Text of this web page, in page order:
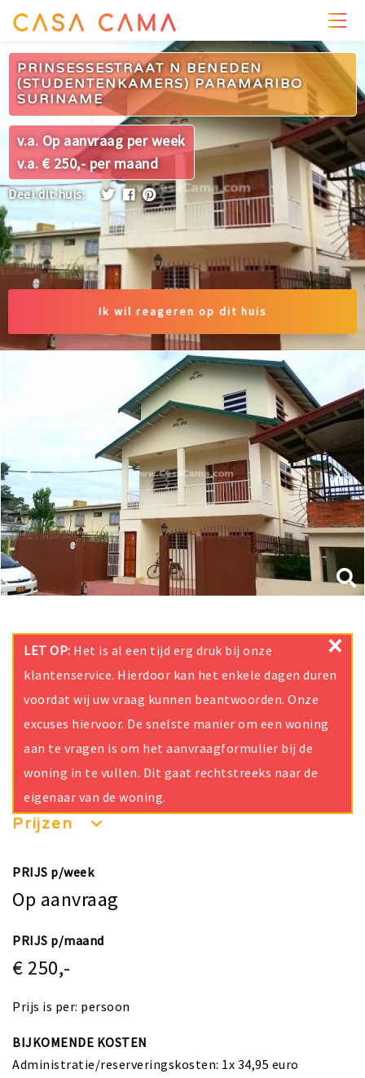
PRIJZEN WONING
PRINSESSESTRAAT N BENEDEN
(STUDENTENKAMERS) PARAMARIBO
SURINAME
v.a. Op aanvraag per week
v.a. € 250,- per maand
Deel dit huis:
Ik wil reageren op dit huis
‹ ›
×
LET OP: Het is al een tijd erg druk bij onze
klantenservice. Hierdoor kan het enkele dagen duren
voordat wij uw vraag kunnen beantwoorden. Onze
excuses hiervoor. De snelste manier om een woning
aan te vragen is om het aanvraagformulier bij de
woning in te vullen. Dit gaat rechtstreeks naar de
eigenaar van de woning.
Prijzen
PRIJS p/week
Op aanvraag
PRIJS p/maand
€ 250,-
Prijs is per: persoon
BIJKOMENDE KOSTEN
Administratie/reserveringskosten: 1x 34,95 euro